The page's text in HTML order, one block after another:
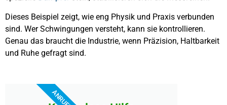
Dieses Beispiel zeigt, wie eng Physik und Praxis verbunden
sind. Wer Schwingungen versteht, kann sie kontrollieren.
Genau das braucht die Industrie, wenn Präzision, Haltbarkeit
und Ruhe gefragt sind.